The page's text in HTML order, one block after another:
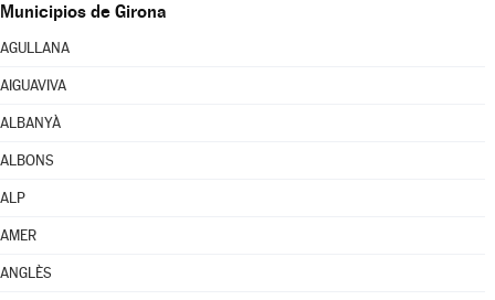
Municipios de Girona
AGULLANA
AIGUAVIVA
ALBANYÀ
ALBONS
ALP
AMER
ANGLÈS